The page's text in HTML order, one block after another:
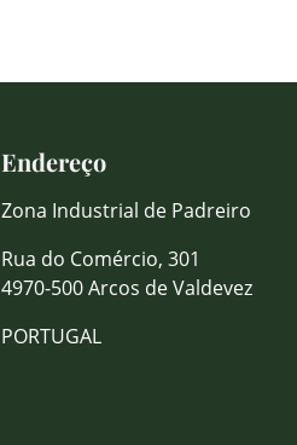
Endereço
Zona Industrial de Padreiro
Rua do Comércio, 301
4970-500 Arcos de Valdevez
PORTUGAL